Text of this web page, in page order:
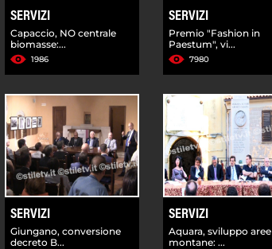
SERVIZI
Capaccio, NO centrale
biomasse:...
1986
SERVIZI
Premio "Fashion in
Paestum", vi...
7980
SERVIZI
Giungano, conversione
decreto B...
SERVIZI
Aquara, sviluppo aree
montane: ...